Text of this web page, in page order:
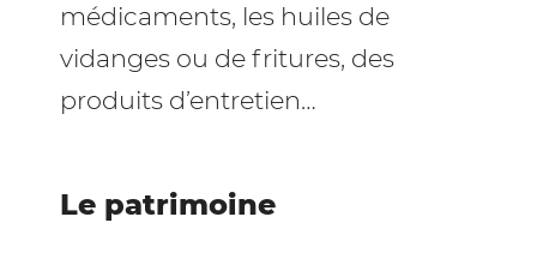
médicaments, les huiles de
vidanges ou de fritures, des
produits d’entretien…
Le patrimoine